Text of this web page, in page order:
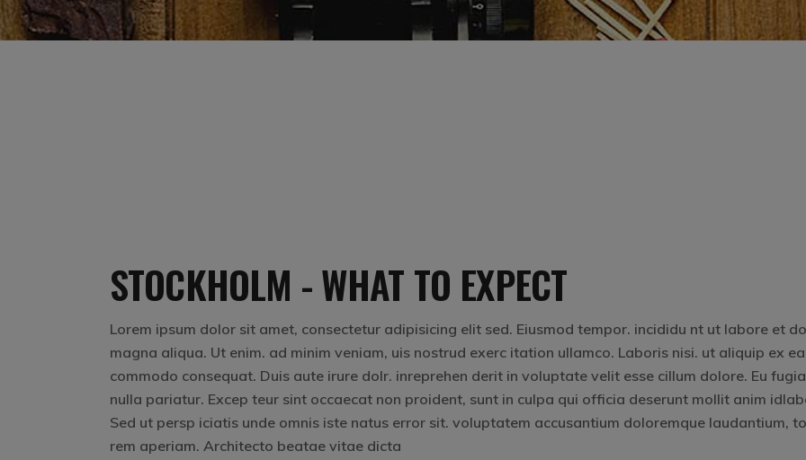
STOCKHOLM - WHAT TO EXPECT
Lorem ipsum dolor sit amet, consectetur adipisicing elit sed. Eiusmod tempor. incididu nt ut labore et
magna aliqua. Ut enim. ad minim veniam, uis nostrud exerc itation ullamco. Laboris nisi. ut aliquip ex ea
commodo consequat. Duis aute irure dolr. inreprehen derit in voluptate velit esse cillum dolore. Eu
nulla pariatur. Excep teur sint occaecat non proident, sunt in culpa qui officia deserunt mollit anim
Sed ut persp iciatis unde omnis iste natus error sit. voluptatem accusantium doloremque laudantium,
rem aperiam. Architecto beatae vitae dicta